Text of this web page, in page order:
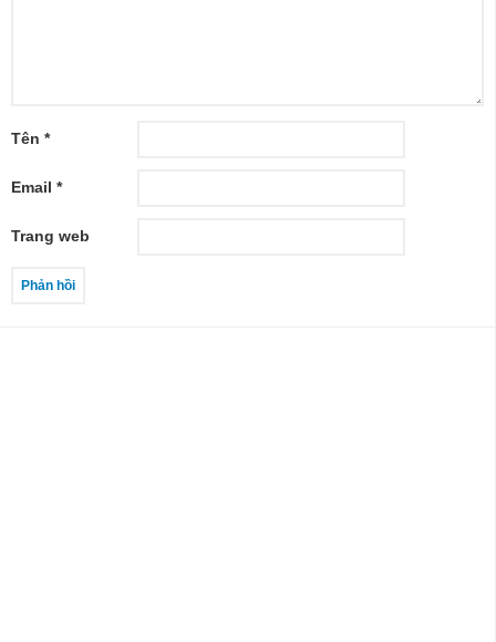
Tên *
Email *
Trang web